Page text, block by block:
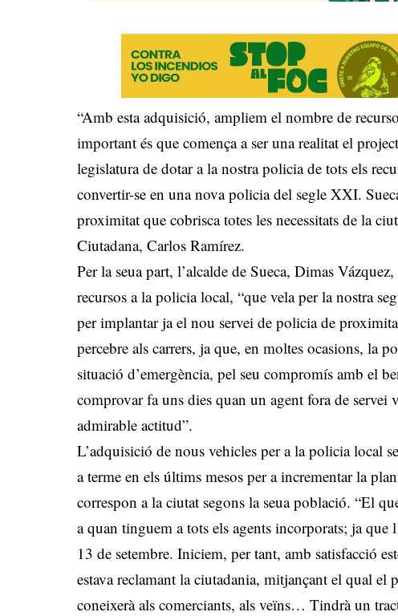
“Amb esta adquisició, ampliem el nombre de
important és que comença a ser una realitat el
legislatura de dotar a la nostra policia de tots els
convertir-se en una nova policia del segle XXI.
proximitat que cobrisca totes les necessitats de la
Ciutadana, Carlos Ramírez.
Per la seua part, l’alcalde de Sueca, Dimas
recursos a la policia local, “que vela per la nostra
per implantar ja el nou servei de policia de
percebre als carrers, ja que, en moltes ocasions, la
situació d’emergència, pel seu compromís amb el
comprovar fa uns dies quan un agent fora de servei
admirable actitud”.
L’adquisició de nous vehicles per a la policia local
a terme en els últims mesos per a incrementar la
correspon a la ciutat segons la seua població. “El
a quan tinguem a tots els agents incorporats; ja
13 de setembre. Iniciem, per tant, amb satisfacció
estava reclamant la ciutadania, mitjançant el qual el
coneixerà als comerciants, als veïns… Tindrà un